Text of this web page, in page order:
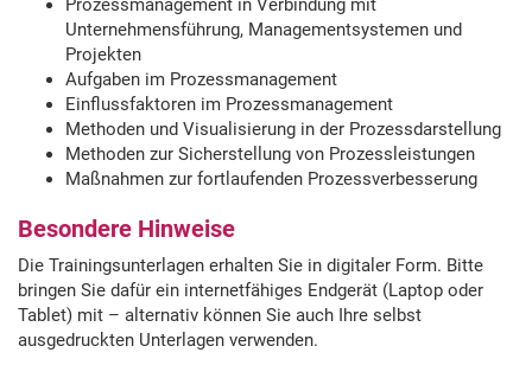
Prozessmanagement in Verbindung mit
Unternehmensführung, Managementsystemen und
Projekten
Aufgaben im Prozessmanagement
Einflussfaktoren im Prozessmanagement
Methoden und Visualisierung in der Prozessdarstellung
Methoden zur Sicherstellung von Prozessleistungen
Maßnahmen zur fortlaufenden Prozessverbesserung
Besondere Hinweise
Die Trainingsunterlagen erhalten Sie in digitaler Form. Bitte
bringen Sie dafür ein internetfähiges Endgerät (Laptop oder
Tablet) mit – alternativ können Sie auch Ihre selbst
ausgedruckten Unterlagen verwenden.